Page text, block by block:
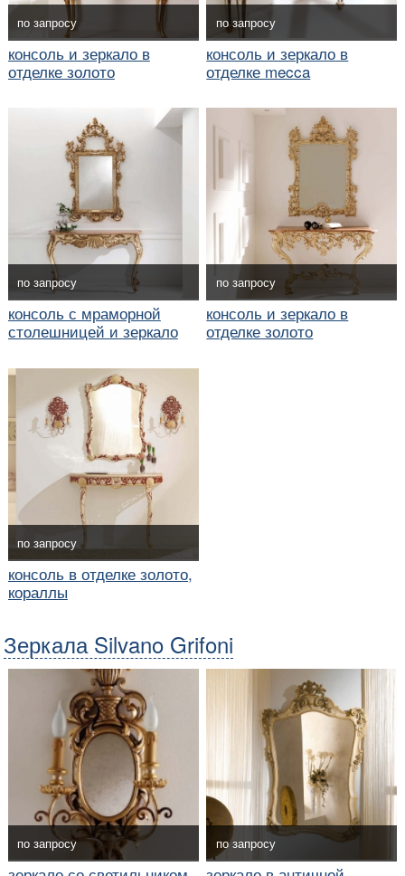
по запросу
консоль и зеркало в
отделке золото
по запросу
консоль и зеркало в
отделке mecca
по запросу
консоль с мраморной
столешницей и зеркало
по запросу
консоль и зеркало в
отделке золото
по запросу
консоль в отделке золото,
кораллы
Зеркала Silvano Grifoni
по запросу по запросу